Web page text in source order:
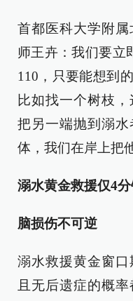
首都医科大学附
师王卉：我们要立
110，只要能想到
比如找一个树枝，
把另一端抛到溺
体，我们在岸上把
溺水黄金救援仅4
脑损伤不可逆
溺水救援黄金窗
且无后遗症的概